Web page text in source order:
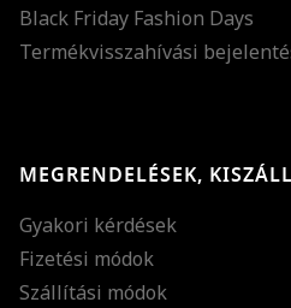
Black Friday Fashion Days
Termékvisszahívási
MEGRENDELÉSEK,
Gyakori kérdések
Fizetési módok
Szállítási módok